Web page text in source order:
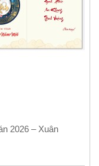
2026 – Xuân